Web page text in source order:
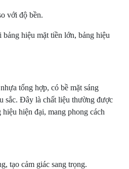
với độ bền.
hiệu mặt tiền lớn, bảng hiệu
tổng hợp, có bề mặt sáng
sắc. Đây là chất liệu thường được
hiện đại, mang phong cách
tạo cảm giác sang trọng.